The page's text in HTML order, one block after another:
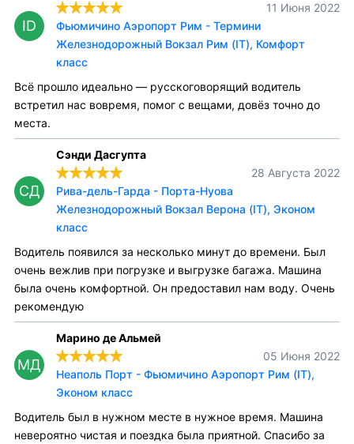
ID
11 Июня 2022
Фьюмичино Аэропорт Рим - Термини
Железнодорожный Вокзал Рим (IT), Комфорт
класс
Всё прошло идеально — русскоговорящий водитель
встретил нас вовремя, помог с вещами, довёз точно до
места.
СД
Сэнди Дасгупта
28 Августа 2022
Рива-дель-Гарда - Порта-Нуова
Железнодорожный Вокзал Верона (IT), Эконом
класс
Водитель появился за несколько минут до времени. Был
очень вежлив при погрузке и выгрузке багажа. Машина
была очень комфортной. Он предоставил нам воду. Очень
рекомендую
МД
Марино де Альмей
05 Июня 2022
Неаполь Порт - Фьюмичино Аэропорт Рим (IT),
Эконом класс
Водитель был в нужном месте в нужное время. Машина
невероятно чистая и поездка была приятной. Спасибо за